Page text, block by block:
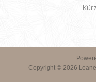
Copyright © 2026